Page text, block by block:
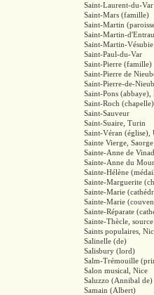
Saint-Laurent-du-Var
Saint-Mars (famille)
Saint-Martin
Saint-Martin-
Saint-Martin-Vésubie
Saint-Paul-du-Var
Saint-Pierre (famille)
Saint-Pierre de
Saint-Pierre-de-
Saint-Pons (abbaye),
Saint-Roch
Saint-Sauveur
Saint-Suaire, Turin
Saint-Véran (église),
Sainte Vierge, Saorge
Sainte-Anne de
Sainte-Anne du
Sainte-Hélène
Sainte-Marguerite
Sainte-Marie
Sainte-Marie
Sainte-Réparate
Sainte-Thècle, source
Saints populaires,
Salinelle (de)
Salisbury (lord)
Salm-Trémouille
Salon musical, Nice
Saluzzo (Annibal de)
Samain (Albert)